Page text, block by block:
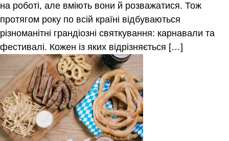
на роботі, але вміють вони й розважатися. Тож
протягом року по всій країні відбуваються
різноманітні грандіозні святкування: карнавали та
фестивалі. Кожен із яких відрізняється […]